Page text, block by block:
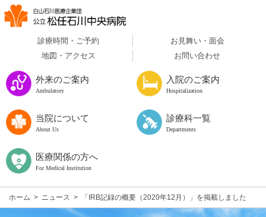
診療時間・ご予約
お見舞い・面会
地図・アクセス
お問い合わせ
外来のご案内
Ambulatory
入院のご案内
Hospitalization
当院について
About Us
診療科一覧
Departments
医療関係の方へ
For Medical Institution
ホーム > ニュース > 「IRB記録の概要（2020年12月）」を掲載しました